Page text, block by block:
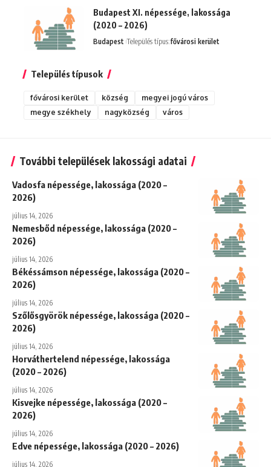
Budapest XI. népessége, lakossága
(2020 – 2026)
Budapest Település típus:fővárosi kerület
Település típusok
fővárosi kerület község
megyei jogú város
megye székhely
nagyközség város
További települések lakossági adatai
Vadosfa népessége, lakossága (2020 –
2026)
július 14, 2026
Nemesbőd népessége, lakossága (2020 –
2026)
július 14, 2026
Békéssámson népessége, lakossága (2020 –
2026)
július 14, 2026
Szőlősgyörök népessége, lakossága (2020 –
2026)
július 14, 2026
Horváthertelend népessége, lakossága
(2020 – 2026)
július 14, 2026
Kisvejke népessége, lakossága (2020 –
2026)
július 14, 2026
Edve népessége, lakossága (2020 – 2026)
július 14, 2026